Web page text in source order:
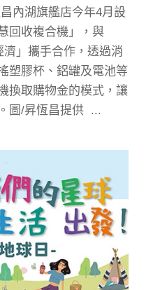
內湖旗艦店今年4月設
回收複合機」，與
濟」攜手合作，透過消
塑膠杯、鋁罐及電池等
換取購物金的模式，讓
圖/昇恆昌提供 ...